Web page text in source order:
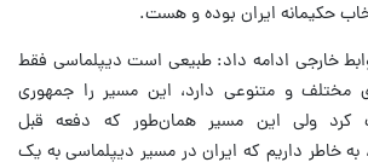
حکیمانه ایران بوده و هست.
خارجی ادامه داد: طبیعی است دیپلماسی فقط
مختلف و متنوعی دارد، این مسیر را جمهوری
کرد ولی این مسیر همان‌طور که دفعه قبل
به خاطر داریم که ایران در مسیر دیپلماسی به یک